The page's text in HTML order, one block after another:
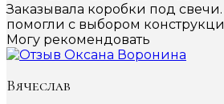
Заказывала коробки под
помогли с выбором
Могу рекомендовать
Вячеслав